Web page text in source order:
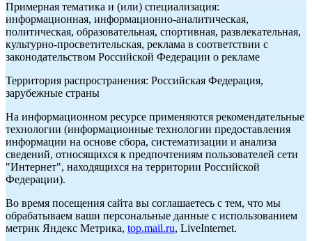
Примерная тематика и (или) специализация:
информационная, информационно-аналитическая,
политическая, образовательная, спортивная, развлекательная,
культурно-просветительская, реклама в соответствии с
законодательством Российской Федерации о рекламе
Территория распространения: Российская Федерация,
зарубежные страны
На информационном ресурсе применяются рекомендательные
технологии (информационные технологии предоставления
информации на основе сбора, систематизации и анализа
сведений, относящихся к предпочтениям пользователей сети
"Интернет", находящихся на территории Российской
Федерации).
Во время посещения сайта вы соглашаетесь с тем, что мы
обрабатываем ваши персональные данные с использованием
метрик Яндекс Метрика, top.mail.ru, LiveInternet.